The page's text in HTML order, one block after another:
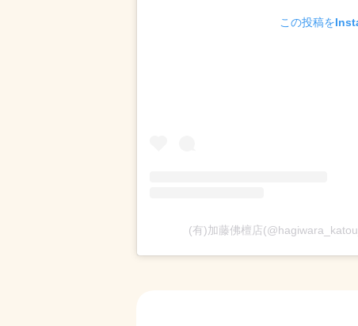
この投稿を
(有)加藤佛檀店